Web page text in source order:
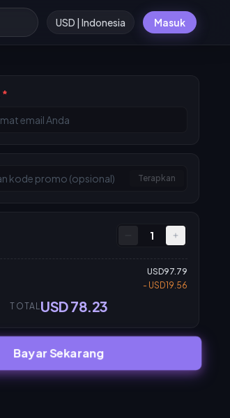
USD | Indonesia Masuk
*
Terapkan
1
USD97.79
- USD19.56
TOTALUSD 78.23
Bayar Sekarang